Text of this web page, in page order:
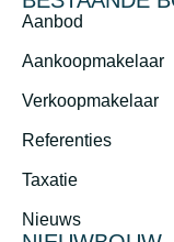
Aanbod
Aankoopmakelaar
Verkoopmakelaar
Referenties
Taxatie
Nieuws